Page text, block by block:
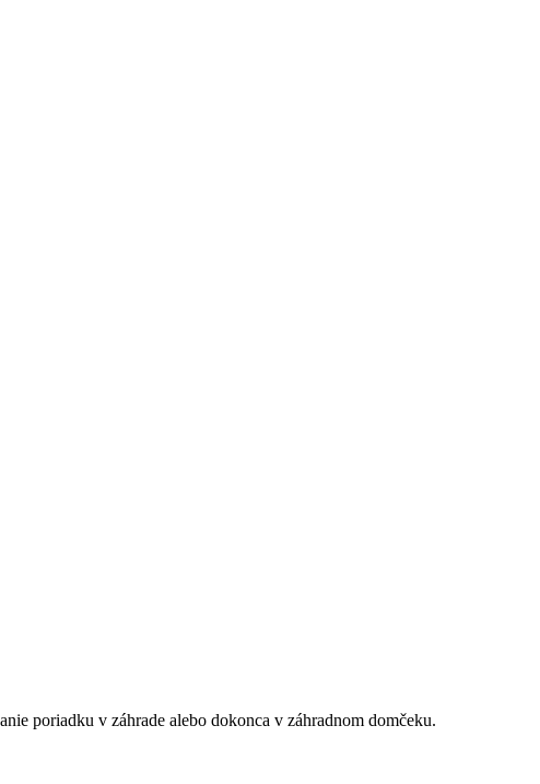
poriadku v záhrade alebo dokonca v záhradnom domčeku.